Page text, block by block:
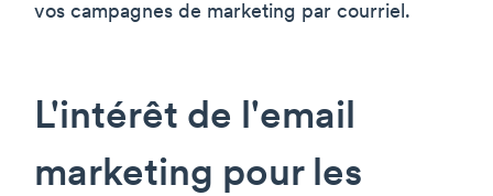
vos campagnes de marketing par courriel.
L'intérêt de l'email
marketing pour les